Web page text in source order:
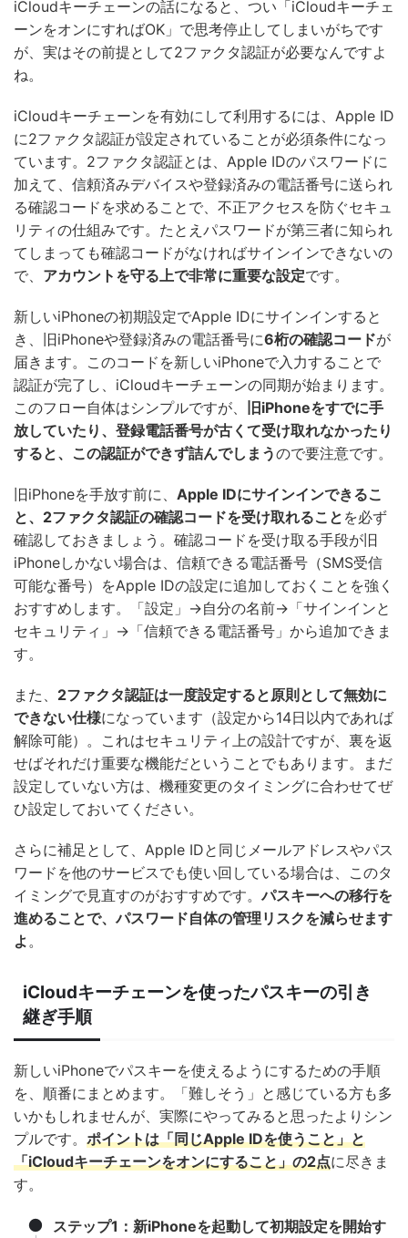
iCloudキーチェーンの話になると、つい「iCloudキーチェ
ーンをオンにすればOK」で思考停止してしまいがちです
が、実はその前提として2ファクタ認証が必要なんですよ
ね。
iCloudキーチェーンを有効にして利用するには、Apple ID
に2ファクタ認証が設定されていることが必須条件になっ
ています。2ファクタ認証とは、Apple IDのパスワードに
加えて、信頼済みデバイスや登録済みの電話番号に送られ
る確認コードを求めることで、不正アクセスを防ぐセキュ
リティの仕組みです。たとえパスワードが第三者に知られ
てしまっても確認コードがなければサインインできないの
で、 アカウントを守る上で非常に重要な設定です。
新しいiPhoneの初期設定でApple IDにサインインすると
き、旧iPhoneや登録済みの電話番号に6桁の確認コードが
届きます。このコードを新しいiPhoneで入力することで
認証が完了し、iCloudキーチェーンの同期が始まります。
このフロー自体はシンプルですが、 旧iPhoneをすでに手
放していたり、登録電話番号が古くて受け取れなかったり
すると、この認証ができず詰んでしまうので要注意です。
旧iPhoneを手放す前に、 Apple IDにサインインできるこ
と、2ファクタ認証の確認コードを受け取れること を必ず
確認しておきましょう。確認コードを受け取る手段が旧
iPhoneしかない場合は、信頼できる電話番号（SMS受信
可能な番号）をApple IDの設定に追加しておくことを強く
おすすめします。「設定」→自分の名前→「サインインと
セキュリティ」→「信頼できる電話番号」から追加できま
す。
また、 2ファクタ認証は一度設定すると原則として無効に
できない仕様になっています（設定から14日以内であれば
解除可能）。これはセキュリティ上の設計ですが、裏を返
せばそれだけ重要な機能だということでもあります。まだ
設定していない方は、機種変更のタイミングに合わせてぜ
ひ設定しておいてください。
さらに補足として、Apple IDと同じメールアドレスやパス
ワードを他のサービスでも使い回している場合は、このタ
イミングで見直すのがおすすめです。パスキーへの移行を
進めることで、パスワード自体の管理リスクを減らせます
よ 。
iCloudキーチェーンを使ったパスキーの引き
継ぎ手順
新しいiPhoneでパスキーを使えるようにするための手順
を、順番にまとめます。「難しそう」と感じている方も多
いかもしれませんが、実際にやってみると思ったよりシン
プルです。 ポイントは「同じApple IDを使うこと」と
「iCloudキーチェーンをオンにすること」の2点に尽きま
す。
ステップ1：新iPhoneを起動して初期設定を開始す